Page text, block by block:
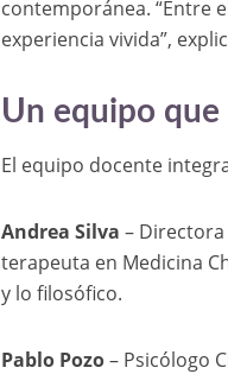
contemporánea. “Entre
experiencia vivida”,
Un equipo
El equipo docente
Andrea Silva – Directora
terapeuta en Medicina
y lo filosófico.
Pablo Pozo– Psicólogo